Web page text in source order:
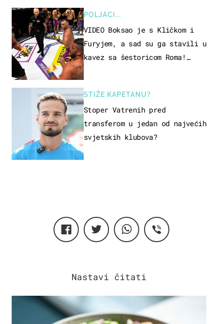
POLJACI...
VIDEO Boksao je s Kličkom i
Furyjem, a sad su ga stavili u
kavez sa šestoricom Roma!
STIŽE KAPETANU?
Stoper Vatrenih pred
transferom u jedan od najvećih
svjetskih klubova?